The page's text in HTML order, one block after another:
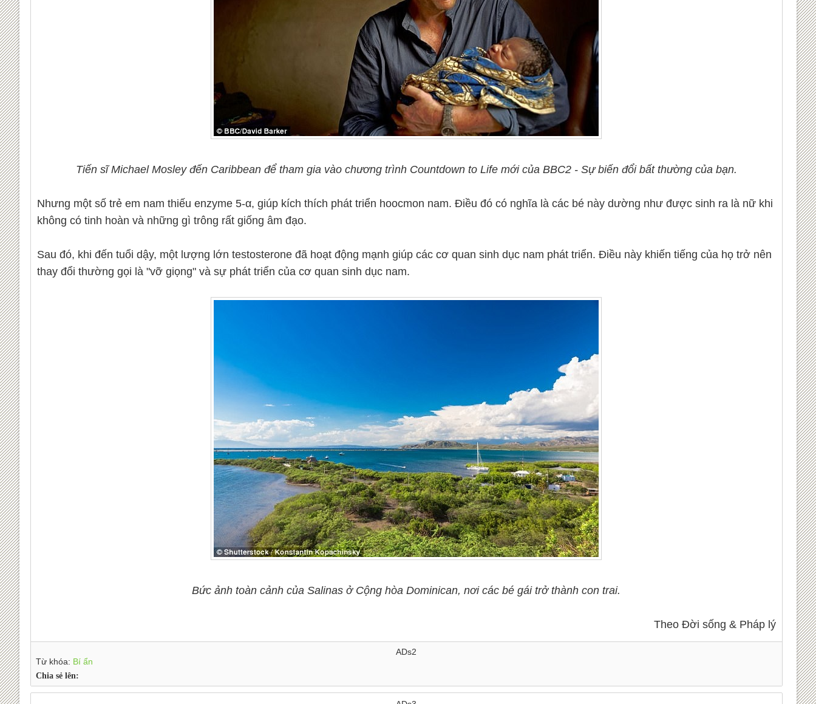
Tiến sĩ Michael Mosley đến Caribbean để tham gia vào chương trình Countdown to Life mới của BBC2 - Sự biến đổi bất thường của bạn.
Nhưng một số trẻ em nam thiếu enzyme 5-α, giúp kích thích phát triển hoocmon nam. Điều đó có nghĩa là các bé này dường như được sinh ra là nữ khi
không có tinh hoàn và những gì trông rất giống âm đạo.
Sau đó, khi đến tuổi dậy, một lượng lớn testosterone đã hoạt động mạnh giúp các cơ quan sinh dục nam phát triển. Điều này khiến tiếng của họ trở nên
thay đổi thường gọi là "vỡ giọng" và sự phát triển của cơ quan sinh dục nam.
Bức ảnh toàn cảnh của Salinas ở Cộng hòa Dominican, nơi các bé gái trở thành con trai.
Theo Đời sống & Pháp lý
ADs2
Từ khóa: Bí ẩn
Chia sẻ lên: